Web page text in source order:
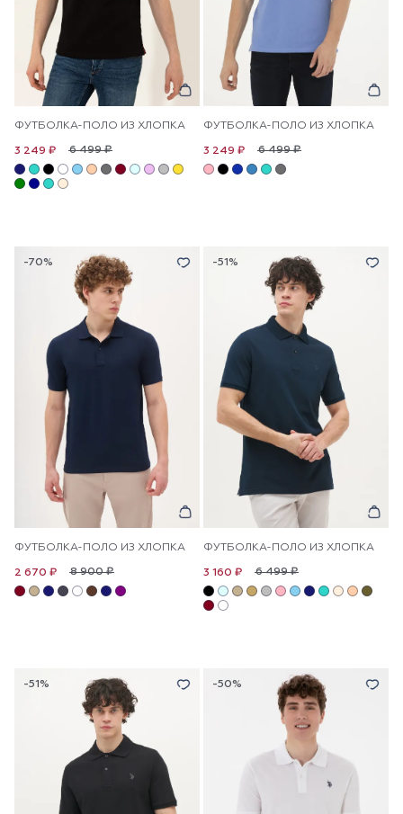
ФУТБОЛКА-ПОЛО ИЗ ХЛОПКА
6 499 ₽
3 249 ₽
ФУТБОЛКА-ПОЛО ИЗ ХЛОПКА
6 499 ₽
3 249 ₽
-70%
ФУТБОЛКА-ПОЛО ИЗ ХЛОПКА
8 900 ₽
2 670 ₽
-51%
ФУТБОЛКА-ПОЛО ИЗ ХЛОПКА
6 499 ₽
3 160 ₽
-51% -50%